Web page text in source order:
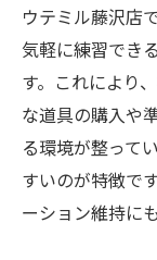
24時間営
24時
きなだ
通い放
施設
初心者
境
ウテミル藤沢店
気軽に練習でき
す。これにより
な道具の購入や
る環境が整って
すいのが特徴で
ーション維持に